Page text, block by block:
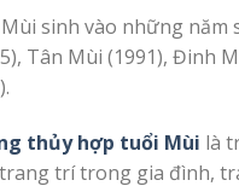
sinh vào những năm
Tân Mùi (1991), Đinh
thủy hợp tuổi Mùi là
trí trong gia đình,